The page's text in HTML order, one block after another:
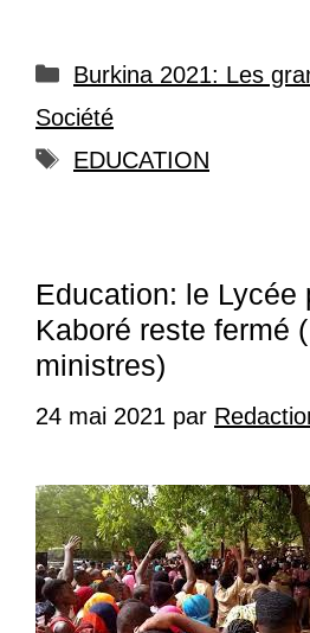
Catégories
Burkina 2021: Les
Société
Étiquettes
EDUCATION
Education: le Lycée
Kaboré reste fermé
ministres)
24 mai 2021 par